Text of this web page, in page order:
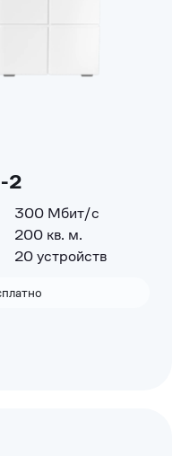
2
300 Мбит/с
200 кв. м.
20 устройств